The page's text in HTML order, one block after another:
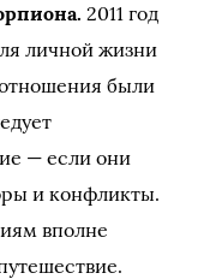
2011 год
личной жизни
были
— если они
и конфликты.
вполне